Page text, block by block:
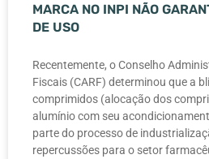
MARCA NO INPI NÃO
DE USO
Recentemente, o Conselho
Fiscais (CARF) determinou que a
comprimidos (alocação dos
alumínio com seu
parte do processo de
repercussões para o setor